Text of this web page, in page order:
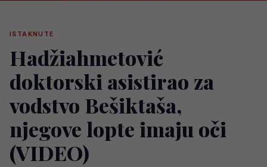
ISTAKNUTE
Hadžiahmetović
doktorski asistirao za
vodstvo Bešiktaša,
njegove lopte imaju oči
(VIDEO)